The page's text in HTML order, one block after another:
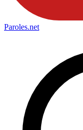
Paroles.net